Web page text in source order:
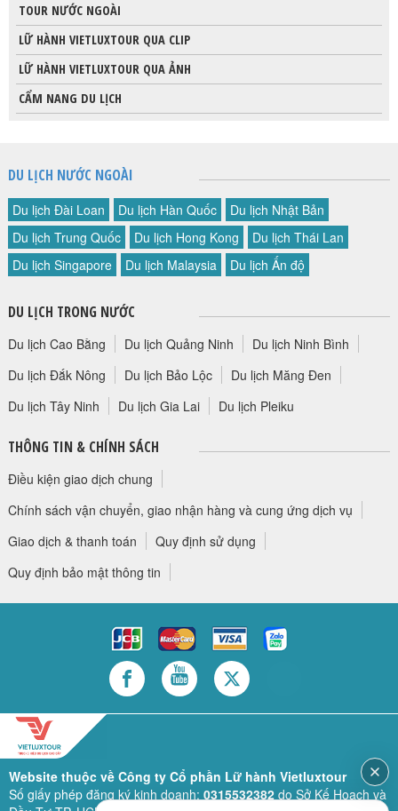
TOUR NƯỚC NGOÀI
LỮ HÀNH VIETLUXTOUR QUA CLIP
LỮ HÀNH VIETLUXTOUR QUA ẢNH
CẨM NANG DU LỊCH
DU LỊCH NƯỚC NGOÀI
Du lịch Đài Loan Du lịch Hàn Quốc
Du lịch Nhật Bản
Du lịch Trung Quốc
Du lịch Hong Kong
Du lịch Thái Lan
Du lịch Singapore
Du lịch Malaysia Du lịch Ấn độ
DU LỊCH TRONG NƯỚC
Du lịch Cao Bằng Du lịch Quảng Ninh
Du lịch Ninh Bình
Du lịch Đắk Nông
Du lịch Bảo Lộc
Du lịch Măng Đen
Du lịch Tây Ninh
Du lịch Gia Lai Du lịch Pleiku
THÔNG TIN & CHÍNH SÁCH
Điều kiện giao dịch chung
Chính sách vận chuyển, giao nhận hàng và cung ứng dịch vụ
Giao dịch & thanh toán
Quy định sử dụng
Quy định bảo mật thông tin
Website thuộc về Công ty Cổ phần Lữ hành Vietluxtour
Số giấy phép đăng ký kinh doanh: 0315532382do Sở Kế Hoạch và